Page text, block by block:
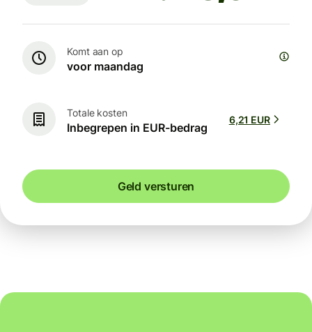
Komt aan op
voor maandag
Totale kosten
Inbegrepen in EUR-bedrag
6,21 EUR
Geld versturen